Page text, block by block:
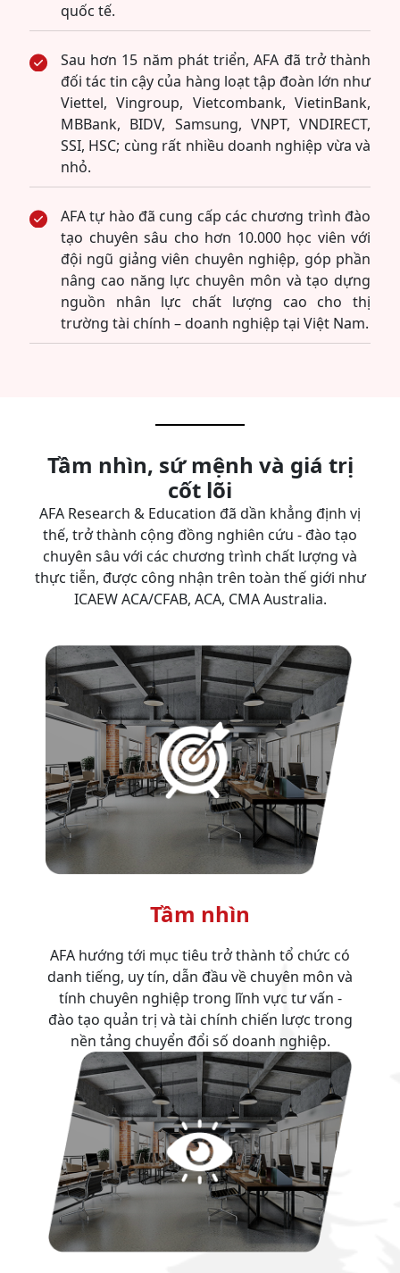
quốc tế.
Sau hơn 15 năm phát triển, AFA đã trở thành
đối tác tin cậy của hàng loạt tập đoàn lớn như
Viettel, Vingroup, Vietcombank, VietinBank,
MBBank, BIDV, Samsung, VNPT, VNDIRECT,
SSI, HSC; cùng rất nhiều doanh nghiệp vừa và
nhỏ.
AFA tự hào đã cung cấp các chương trình đào
tạo chuyên sâu cho hơn 10.000 học viên với
đội ngũ giảng viên chuyên nghiệp, góp phần
nâng cao năng lực chuyên môn và tạo dựng
nguồn nhân lực chất lượng cao cho thị
trường tài chính – doanh nghiệp tại Việt Nam.
Tầm nhìn, sứ mệnh và giá trị
cốt lõi
AFA Research & Education đã dần khẳng định vị
thế, trở thành cộng đồng nghiên cứu - đào tạo
chuyên sâu với các chương trình chất lượng và
thực tiễn, được công nhận trên toàn thế giới như
ICAEW ACA/CFAB, ACA, CMA Australia.
Tầm nhìn
AFA hướng tới mục tiêu trở thành tổ chức có
danh tiếng, uy tín, dẫn đầu về chuyên môn và
tính chuyên nghiệp trong lĩnh vực tư vấn -
đào tạo quản trị và tài chính chiến lược trong
nền tảng chuyển đổi số doanh nghiệp.